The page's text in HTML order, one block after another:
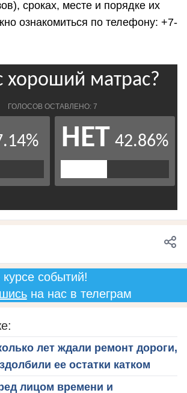
сроках, месте и порядке их
ознакомиться по телефону: +7-
событий!
на нас в телеграм
лет ждали ремонт дороги,
ее остатки катком
лицом времени и